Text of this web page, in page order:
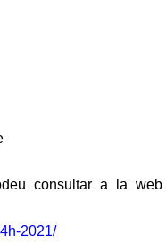
consultar a la web
2021/